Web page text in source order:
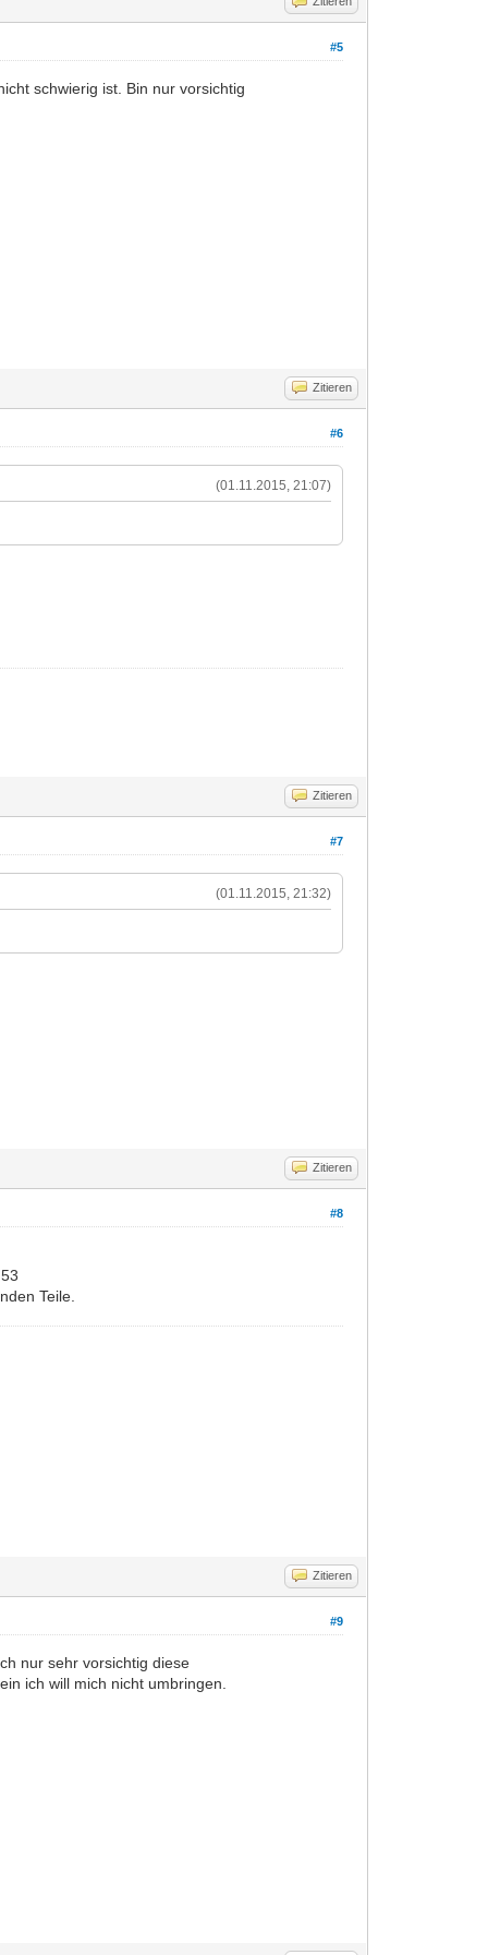
#5
schwierig ist. Bin nur vorsichtig
Zitieren
#6
(01.11.2015, 21:07)
Zitieren
#7
(01.11.2015, 21:32)
Zitieren
#8
Teile.
Zitieren
#9
nur sehr vorsichtig diese
ich will mich nicht umbringen.